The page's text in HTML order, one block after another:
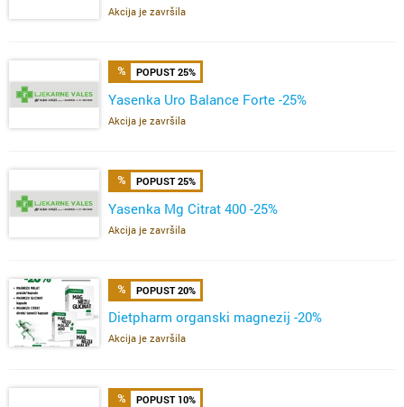
Akcija je završila
POPUST 25%
Yasenka Uro Balance Forte -25%
Akcija je završila
POPUST 25%
Yasenka Mg Citrat 400 -25%
Akcija je završila
POPUST 20%
Dietpharm organski magnezij -20%
Akcija je završila
POPUST 10%